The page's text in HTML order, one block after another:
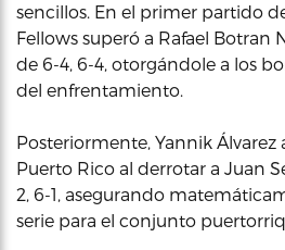
sencillos. En el primer partido
Fellows superó a Rafael Botran
de 6-4, 6-4, otorgándole a los
del enfrentamiento.
Posteriormente, Yannik
Puerto Rico al derrotar a Juan
2, 6-1, asegurando
serie para el conjunto